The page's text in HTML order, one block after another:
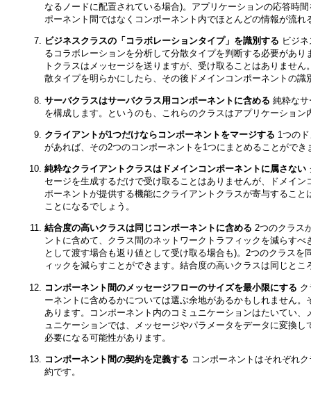
なるノードに配置されている場合)。アプリケーションの応答時
ポーネント間ではなくコンポーネント内でほとんどの情報が流
ビジネスクラスの「コラボレーションタイプ」を識別する ビジ
るコラボレーションを分析して分散タイプを判断する必要があ
トクラスはメッセージを送りますが、受け取ることはありませ
散タイプを明らかにしたら、その後ドメインコンポーネントの識
サーバクラスはサーバクラス用コンポーネントに含める 純粋な
を構成します。というのも、これらのクラスはアプリケーショ
クライアントが1つだけならコンポーネントをマージする 1つの
があれば、その2つのコンポーネントを1つにまとめることができ
純粋なクライアントクラスはドメインコンポーネントに属さない
セージを生成するだけで受け取ることはありませんが、ドメイ
ポーネントが提供する機能にクライアントクラスが寄与するこ
ことになるでしょう。
結合度の高いクラスは同じコンポーネントに含める 2つのクラス
ントに含めて、クラス間のネットワークトラフィックを減らす
として渡す場合も返り値として受け取る場合も)。2つのクラス
ィックを減らすことができます。結合度の高いクラスは同じとこ
コンポーネント間のメッセージフローのサイズを最小限にする
ーネントに含めるかについては選ぶ余地があるかもしれません
あります。コンポーネント内のコミュニケーションはたいてい
ュニケーションでは、メッセージやパラメータをデータに変換
必要になる可能性があります。
コンポーネント間の契約を定義する コンポーネントはそれぞれ
約です。